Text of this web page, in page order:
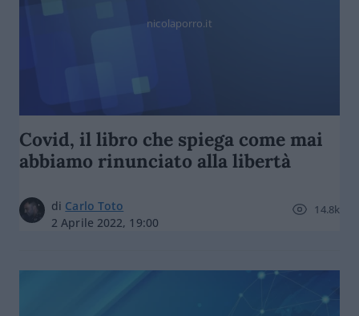
nicolaporro.it
Covid, il libro che spiega come mai
abbiamo rinunciato alla libertà
di Carlo Toto
2 Aprile 2022, 19:00
14.8k